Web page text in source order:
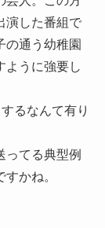
演した番組で
の通う幼稚園
ように強要し
るなんて有り
ってる典型例
かね。